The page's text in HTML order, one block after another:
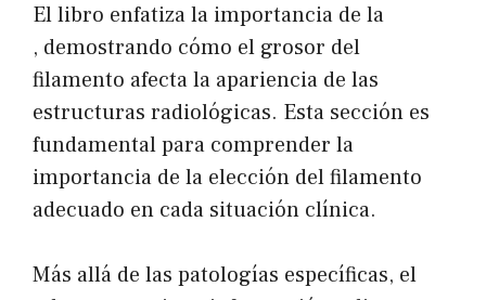
El libro enfatiza la importancia de la
, demostrando cómo el grosor del
filamento afecta la apariencia de las
estructuras radiológicas. Esta sección es
fundamental para comprender la
importancia de la elección del filamento
adecuado en cada situación clínica.
Más allá de las patologías específicas, el